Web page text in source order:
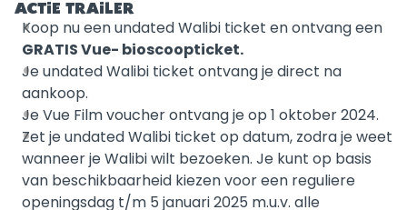
ACTIE TRAILER
Koop nu een undated Walibi ticket en ontvang een
GRATIS Vue- bioscoopticket.
Je undated Walibi ticket ontvang je direct na
aankoop.
Je Vue Film voucher ontvang je op 1 oktober 2024.
Zet je undated Walibi ticket op datum, zodra je weet
wanneer je Walibi wilt bezoeken. Je kunt op basis
van beschikbaarheid kiezen voor een reguliere
openingsdag t/m 5 januari 2025 m.u.v. alle